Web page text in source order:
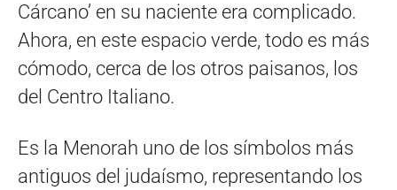
Cárcano’ en su naciente era complicado.
Ahora, en este espacio verde, todo es más
cómodo, cerca de los otros paisanos, los
del Centro Italiano.
Es la Menorah uno de los símbolos más
antiguos del judaísmo, representando los